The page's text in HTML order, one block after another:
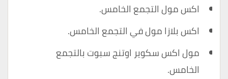
اكس مول التجمع الخامس.
اكس بلازا مول في التجمع الخامس.
مول اكس سكوير اوتنج سبوت بالتجمع
الخامس.